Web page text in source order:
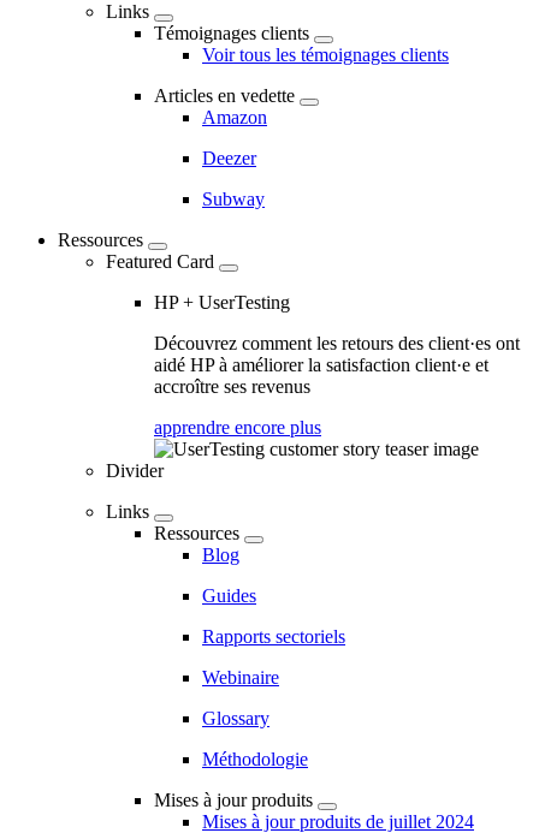
Links
Témoignages clients
Voir tous les témoignages clients
Articles en vedette
Amazon
Deezer
Subway
Ressources
Featured Card
HP + UserTesting
Découvrez comment les retours des client·es ont
aidé HP à améliorer la satisfaction client·e et
accroître ses revenus
apprendre encore plus
Divider
Links
Ressources
Blog
Guides
Rapports sectoriels
Webinaire
Glossary
Méthodologie
Mises à jour produits
Mises à jour produits de juillet 2024